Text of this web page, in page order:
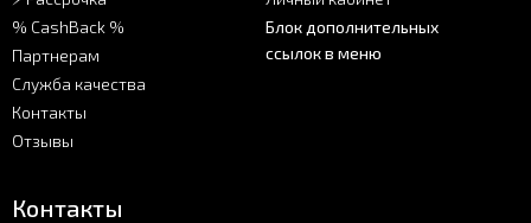
% CashBack %
Партнерам
Служба качества
Контакты
Отзывы
Блок дополнительных
ссылок в меню
Контакты